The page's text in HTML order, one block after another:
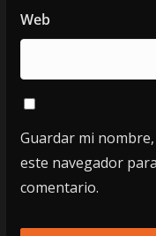
Web
Guardar mi
este navegador
comentario.